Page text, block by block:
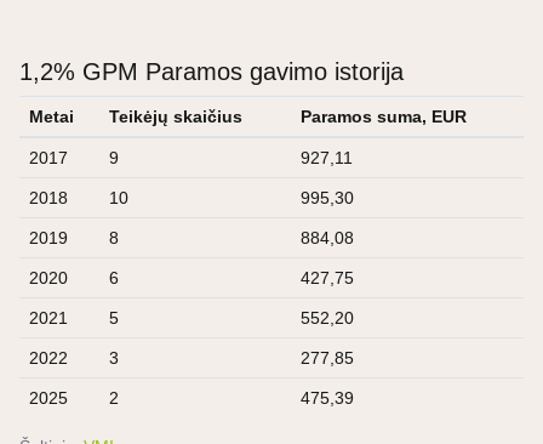
1,2% GPM Paramos gavimo istorija
Metai Teikėjų skaičius Paramos suma, EUR
2017 9 927,11
2018 10 995,30
2019 8 884,08
2020 6 427,75
2021 5 552,20
2022 3 277,85
2025 2 475,39